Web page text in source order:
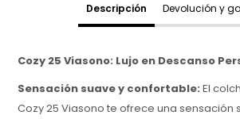
Descripción Devolución y
Cozy 25 Viasono: Lujo en Descanso
Sensación suave y confortable: El
Cozy 25 Viasono te ofrece una sensación